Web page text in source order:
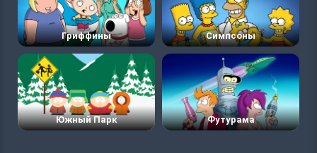
Гриффины Симпсоны
Южный Парк Футурама